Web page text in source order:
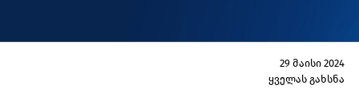
29 მაისი 2024
ყველას გახსნა